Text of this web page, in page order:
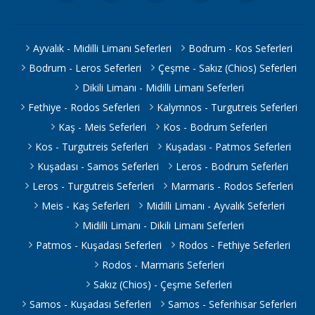
Limanı >
Leros(Agia
Cumartesi
09:00-09:45
Avrasya
Feribot
Turgutreis
Limanı >
Leros(Agia
Marina) Limanı
13.09.2026
Pazar
09:00-09:45
Dentur
Avrasya
Feribot
D-Marin
Limanı >
Leros(Agia
14.09.2026
Pazartesi
09:00-09:45
Avrasya
Feribot
Turgutreis
09:00-09:45
Dentur
Avrasya
D-Marin
Turgutreis
Limanı
17:00-17:45
Feribot
Marina) Limanı >
D-Marin
Limanı
06.09.2026
Pazar
Dentur
Avrasya
Leros(Agia
Marina) Limanı >
D-Marin
Turgutreis
Limanı
07.09.2026
17:00-17:45
Dentur
Feribot
D-Marin
08.09.2026 Salı
Avrasya
Feribot
Marina) Limanı >
09.09.2026
Dentur
Ayvalık - Midilli Limanı Seferleri
Bodrum - Kos Seferleri
Bodrum - Leros Seferleri
Çeşme - Sakız (Chios) Seferleri
Dikili Limanı - Midilli Limanı Seferleri
Fethiye - Rodos Seferleri
Kalymnos - Turgutreis Seferleri
Kaş - Meis Seferleri
Kos - Bodrum Seferleri
Kos - Turgutreis Seferleri
Kuşadası - Patmos Seferleri
Kuşadası - Samos Seferleri
Leros - Bodrum Seferleri
Leros - Turgutreis Seferleri
Marmaris - Rodos Seferleri
Meis - Kaş Seferleri
Midilli Limanı - Ayvalık Seferleri
Midilli Limanı - Dikili Limanı Seferleri
Patmos - Kuşadası Seferleri
Rodos - Fethiye Seferleri
Rodos - Marmaris Seferleri
Sakız (Chios) - Çeşme Seferleri
Samos - Kuşadası Seferleri
Samos - Seferihisar Seferleri